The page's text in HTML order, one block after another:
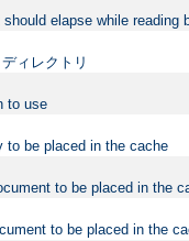
elapse while reading
ィレクトリ
to use
to be placed in the cache
to be placed in the
to be placed in the